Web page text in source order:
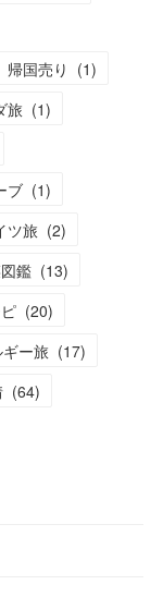
帰国売り (1)
旅 (1)
ブ (1)
ツ旅 (2)
鑑 (13)
(20)
ー旅 (17)
(64)